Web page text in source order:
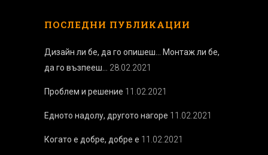
ПОСЛЕДНИ ПУБЛИКАЦИИ
Дизайн ли бе, да го опишеш… Монтаж ли бе,
да го възпееш…
28.02.2021
Проблем и решение 11.02.2021
Едното надолу, другото нагоре 11.02.2021
Когато е добре, добре е 11.02.2021